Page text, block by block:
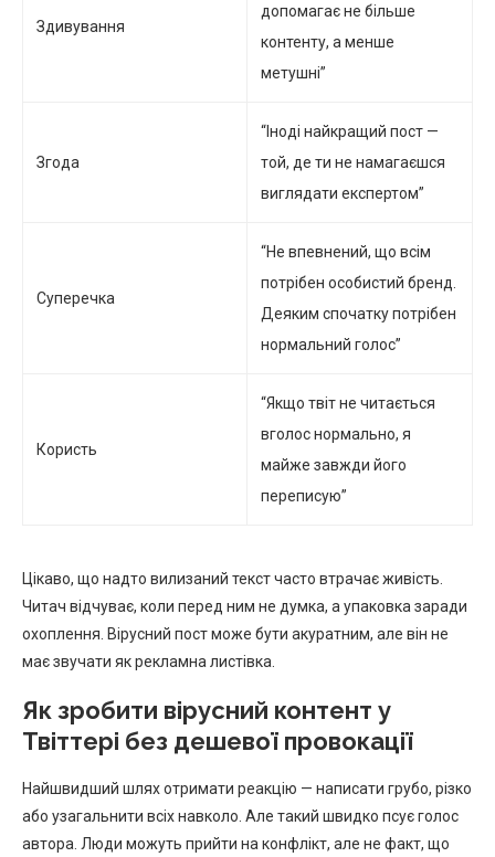
Здивування
допомагає не більше
контенту, а менше
метушні”
Згода
“Іноді найкращий пост —
той, де ти не намагаєшся
виглядати експертом”
Суперечка
“Не впевнений, що всім
потрібен особистий бренд.
Деяким спочатку потрібен
нормальний голос”
Користь
“Якщо твіт не читається
вголос нормально, я
майже завжди його
переписую”
Цікаво, що надто вилизаний текст часто втрачає живість.
Читач відчуває, коли перед ним не думка, а упаковка заради
охоплення. Вірусний пост може бути акуратним, але він не
має звучати як рекламна листівка.
Як зробити вірусний контент у
Твіттері без дешевої провокації
Найшвидший шлях отримати реакцію — написати грубо, різко
або узагальнити всіх навколо. Але такий швидко псує голос
автора. Люди можуть прийти на конфлікт, але не факт, що